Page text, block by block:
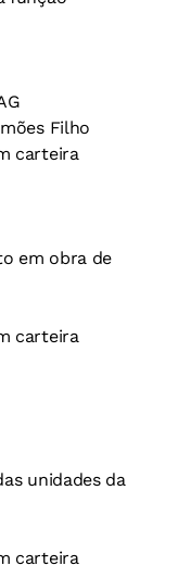
Filho
carteira
em obra de
carteira
unidades da
carteira